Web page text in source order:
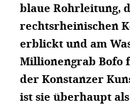
blaue Rohrleitung,
rechtsrheinischen
erblickt und am
Millionengrab Bofo
der Konstanzer
ist sie überhaupt